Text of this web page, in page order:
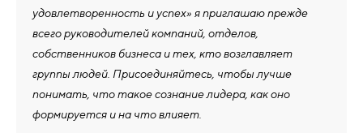
удовлетворенность и успех» я приглашаю прежде
всего руководителей компаний, отделов,
собственников бизнеса и тех, кто возглавляет
группы людей. Присоединяйтесь, чтобы лучше
понимать, что такое сознание лидера, как оно
формируется и на что влияет.